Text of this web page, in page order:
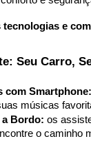
tecnologias e
Seu Carro,
com Smartphone:
músicas
Bordo: os
o caminho